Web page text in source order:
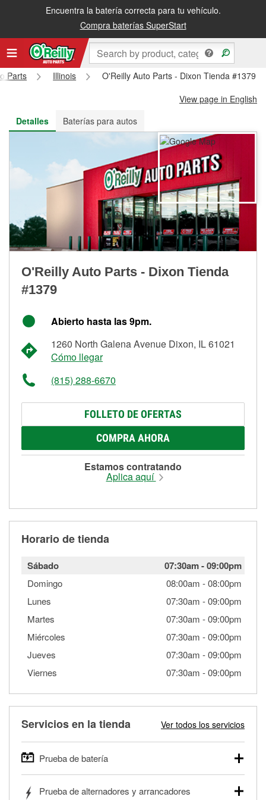
Encuentra la batería correcta para tu vehículo.
Compra baterías SuperStart
Recibe tu orden gratis al día siguiente o recógela en la tienda
Parts Illinois
O'Reilly Auto Parts - Dixon Tienda #1379
View page in English
Detalles
Baterías para autos
O'Reilly Auto Parts - Dixon Tienda
#1379
Abierto hasta las 9pm.
1260 North Galena Avenue Dixon, IL 61021
Cómo llegar
(815) 288-6670
FOLLETO DE OFERTAS
COMPRA AHORA
Estamos contratando
Aplica aquí
Horario de tienda
Sábado 07:30am-09:00pm
Domingo 08:00am -08:00pm
Lunes
07:30am -09:00pm
Martes
07:30am -09:00pm
Miércoles
07:30am -09:00pm
Jueves
07:30am -09:00pm
Viernes
07:30am -09:00pm
Servicios en la tienda Ver todos los servicios
Prueba de batería
autos, camionetas, SUVs, vehículos comerciales y
Prueba de alternadores y arrancadores